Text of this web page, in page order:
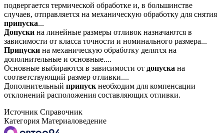
подвергается термической обработке и, в большинстве
случаев, отправляется на механическую обработку для снятия
припуска...
Допуски на линейные размеры отливок назначаются в
зависимости от класса точности и номинального размера...
Припуски на механическую обработку делятся на
дополнительные и основные....
Основные выбираются в зависимости от допуска на
соответствующий размер отливки....
Дополнительный припуск необходим для компенсации
отклонений расположения составляющих отливки.
Источник Справочник
Категория Материаловедение